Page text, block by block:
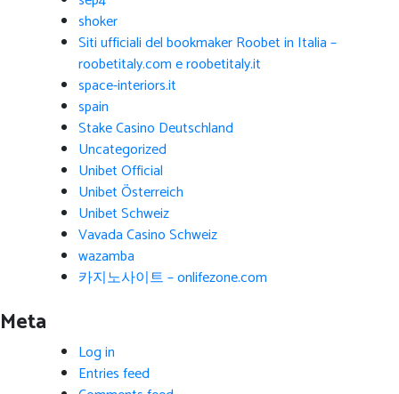
shoker
Siti ufficiali del bookmaker Roobet in Italia –
roobetitaly.com e roobetitaly.it
space-interiors.it
spain
Stake Casino Deutschland
Uncategorized
Unibet Official
Unibet Österreich
Unibet Schweiz
Vavada Casino Schweiz
wazamba
카지노사이트 – onlifezone.com
Meta
Log in
Entries feed